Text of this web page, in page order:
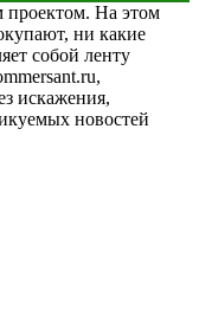
проектом. На этом
ни какие
собой ленту
искажения,
новостей